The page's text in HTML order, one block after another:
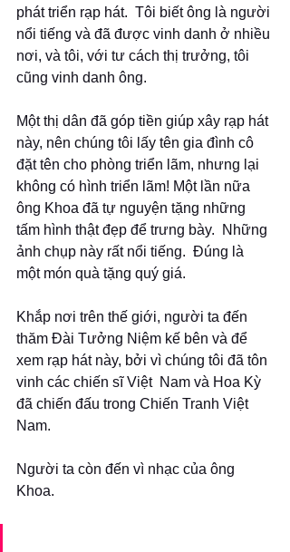
phát triển rạp hát.  Tôi biết ông là người
nổi tiếng và đã được vinh danh ở nhiều
nơi, và tôi, với tư cách thị trưởng, tôi
cũng vinh danh ông.
Một thị dân đã góp tiền giúp xây rạp hát
này, nên chúng tôi lấy tên gia đình cô
đặt tên cho phòng triển lãm, nhưng lại
không có hình triển lãm! Một lần nữa
ông Khoa đã tự nguyện tặng những
tấm hình thật đẹp để trưng bày.  Những
ảnh chụp này rất nổi tiếng.  Đúng là
một món quà tặng quý giá.
Khắp nơi trên thế giới, người ta đến
thăm Đài Tưởng Niệm kế bên và để
xem rạp hát này, bởi vì chúng tôi đã tôn
vinh các chiến sĩ Việt  Nam và Hoa Kỳ
đã chiến đấu trong Chiến Tranh Việt
Nam.
Người ta còn đến vì nhạc của ông
Khoa.